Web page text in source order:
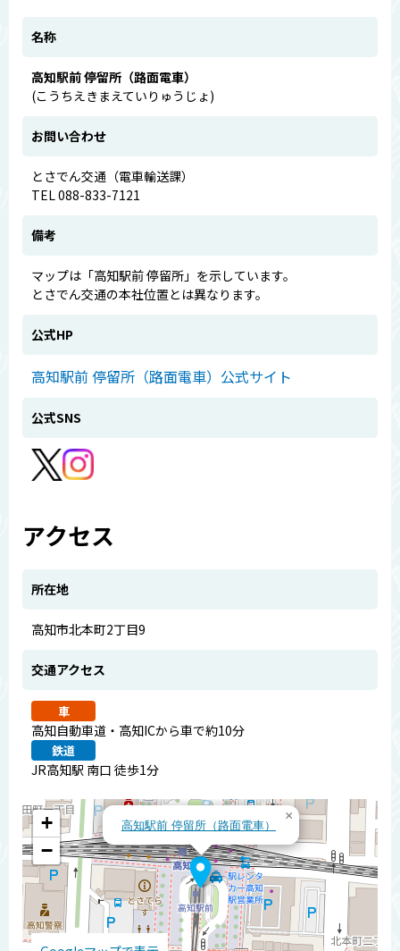
名称
高知駅前 停留所（路面電車）
(こうちえきまえていりゅうじょ)
お問い合わせ
とさでん交通（電車輸送課）
TEL 088-833-7121
備考
マップは「高知駅前 停留所」を示しています。
とさでん交通の本社位置とは異なります。
公式HP
高知駅前 停留所（路面電車）公式サイト
公式SNS
アクセス
所在地
高知市北本町2丁目9
交通アクセス
車
高知自動車道・高知ICから車で約10分
鉄道
JR高知駅 南口 徒歩1分
高知駅前 停留所（路面電車）
×
+
−